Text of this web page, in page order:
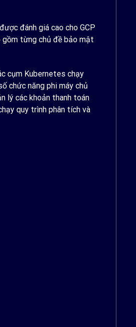
đánh giá cao cho GCP
gồm từng chủ đề bảo mật
cụm Kubernetes chạy
chức năng phi máy chủ
lý các khoản thanh toán
quy trình phân tích và